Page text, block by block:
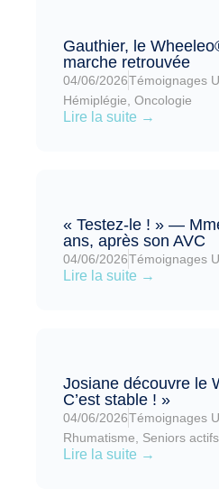
Gauthier, le
marche retrouvée
04/06/2026Témoignages
Hémiplégie, Oncologie
Lire la suite →
« Testez-le ! » —
ans, après son AVC
04/06/2026Témoignages
Lire la suite →
Josiane découvre le
C’est stable ! »
04/06/2026Témoignages
Rhumatisme, Seniors actifs
Lire la suite →